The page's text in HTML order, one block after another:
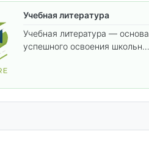
Учебная литература
Учебная литература — основа
успешного освоения школьной